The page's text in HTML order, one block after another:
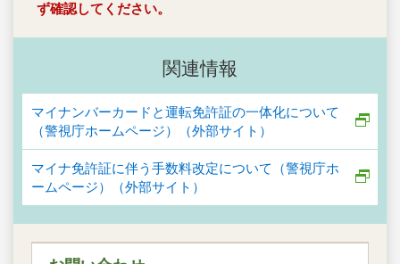
ず確認してください。
関連情報
マイナンバーカードと運転免許証の一体化について
（警視庁ホームページ）（外部サイト）
マイナ免許証に伴う手数料改定について（警視庁ホ
ームページ）（外部サイト）